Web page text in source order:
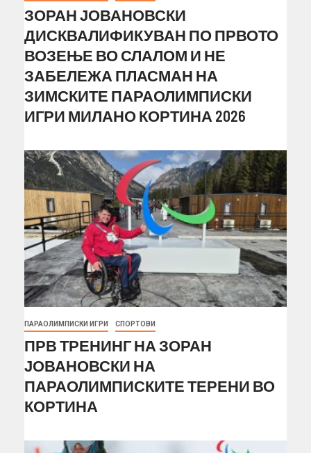
ЗОРАН ЈОВАНОВСКИ
ДИСКВАЛИФИКУВАН ПО ПРВОТО
ВОЗЕЊЕ ВО СЛАЛОМ И НЕ
ЗАБЕЛЕЖА ПЛАСМАН НА
ЗИМСКИТЕ ПАРАОЛИМПИСКИ
ИГРИ МИЛАНО КОРТИНА 2026
ПАРАОЛИМПИСКИ ИГРИ СПОРТОВИ
ПРВ ТРЕНИНГ НА ЗОРАН
ЈОВАНОВСКИ НА
ПАРАОЛИМПИСКИТЕ ТЕРЕНИ ВО
КОРТИНА